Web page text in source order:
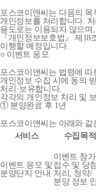
포스코이앤씨는 다음의 목
개인정보를 처리합니다.
용도로는 이용되지 않으
『개인정보보호법』 제
이행할 예정입니다.
○ 이벤트 응모
포스코이앤씨는 법령에 따
개인정보 수집 시에 동의
처리·보유합니다.
각각의 개인정보 처리 및
① 분양완료 후 1년
포스코이앤씨는 아래와
서비스
수집목적
이벤트 응모 및
분양단지 안내
이벤트 참
접수 및 당
처리, 청약/
분양 정보